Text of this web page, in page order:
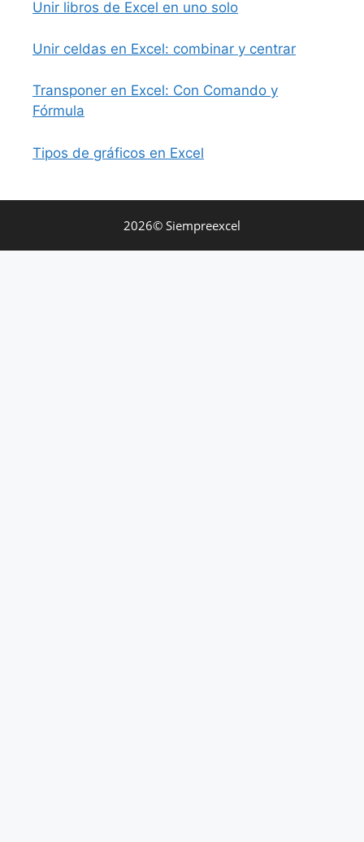
Unir libros de Excel en uno solo
Unir celdas en Excel: combinar y centrar
Transponer en Excel: Con Comando y
Fórmula
Tipos de gráficos en Excel
2026© Siempreexcel